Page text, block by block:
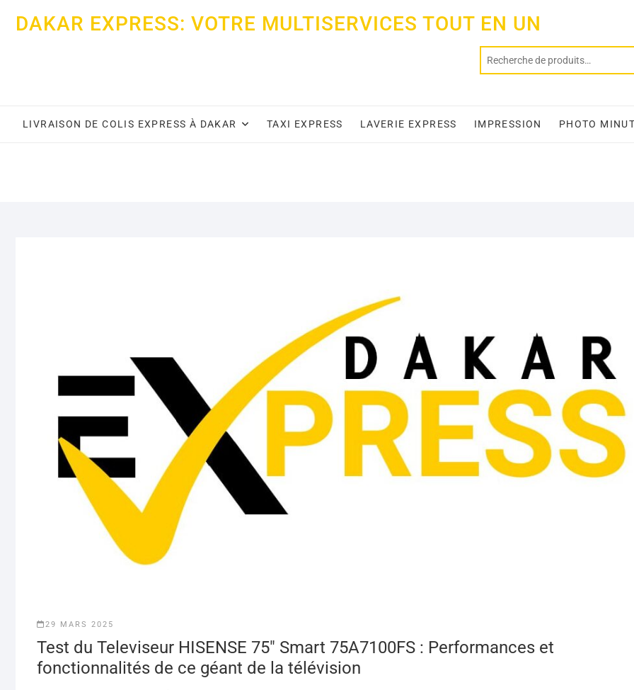
DAKAR EXPRESS: VOTRE MULTISERVICES TOUT EN UN
LIVRAISON DE COLIS EXPRESS À DAKAR TAXI EXPRESS LAVERIE EXPRESS IMPRESSION PHOTO
29 MARS 2025
Test du Televiseur HISENSE 75″ Smart 75A7100FS : Performances et
fonctionnalités de ce géant de la télévision